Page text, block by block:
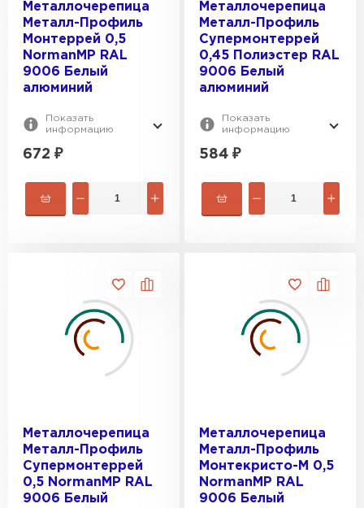
Металлочерепица
Металл-Профиль
Монтеррей 0,5
NormanMP RAL
9006 Белый
алюминий
Показать
информацию
672 ₽
Металлочерепица
Металл-Профиль
Супермонтеррей
0,45 Полиэстер RAL
9006 Белый
алюминий
Показать
информацию
584 ₽
Металлочерепица
Металл-Профиль
Супермонтеррей
0,5 NormanMP RAL
9006 Белый
Металлочерепица
Металл-Профиль
Монтекристо-M 0,5
NormanMP RAL
9006 Белый